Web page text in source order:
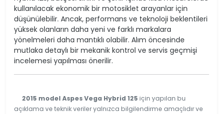
kullanılacak ekonomik bir motosiklet arayanlar için
düşünülebilir. Ancak, performans ve teknoloji beklentileri
yüksek olanların daha yeni ve farklı markalara
yönelmeleri daha mantıklı olabilir. Alım öncesinde
mutlaka detaylı bir mekanik kontrol ve servis geçmişi
incelemesi yapılması önerilir.
2015 model Aspes Vega Hybrid 125 için yapılan bu
açıklama ve teknik veriler yalnızca bilgilendirme amaçlıdır ve